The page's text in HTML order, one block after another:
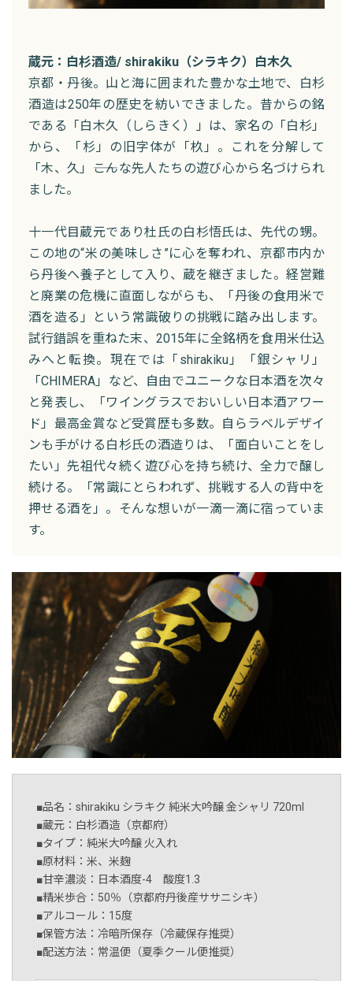
蔵元：白杉酒造/ shirakiku（シラキク）白木久
京都・丹後。山と海に囲まれた豊かな土地で、白杉
酒造は250年の歴史を紡いできました。昔からの銘
である「白木久（しらきく）」は、家名の「白杉」
から、「杉」の旧字体が「杦」。これを分解して
「木、久」――こんな先人たちの遊び心から名づけられ
ました。
十一代目蔵元であり杜氏の白杉悟氏は、先代の甥。
この地の“米の美味しさ”に心を奪われ、京都市内か
ら丹後へ養子として入り、蔵を継ぎました。経営難
と廃業の危機に直面しながらも、「丹後の食用米で
酒を造る」という常識破りの挑戦に踏み出します。
試行錯誤を重ねた末、2015年に全銘柄を食用米仕込
みへと転換。現在では「shirakiku」「銀シャリ」
「CHIMERA」など、自由でユニークな日本酒を次々
と発表し、「ワイングラスでおいしい日本酒アワー
ド」最高金賞など受賞歴も多数。自らラベルデザイ
ンも手がける白杉氏の酒造りは、「面白いことをし
たい」先祖代々続く遊び心を持ち続け、全力で醸し
続ける。「常識にとらわれず、挑戦する人の背中を
押せる酒を」。そんな想いが一滴一滴に宿っていま
す。
■品名：shirakiku シラキク 純米大吟醸 金シャリ 720ml
■蔵元：白杉酒造（京都府）
■タイプ：純米大吟醸 火入れ
■原材料：米、米麹
■甘辛濃淡：日本酒度-4 酸度1.3
■精米歩合：50％（京都府丹後産ササニシキ）
■アルコール：15度
■保管方法：冷暗所保存（冷蔵保存推奨）
■配送方法：常温便（夏季クール便推奨）